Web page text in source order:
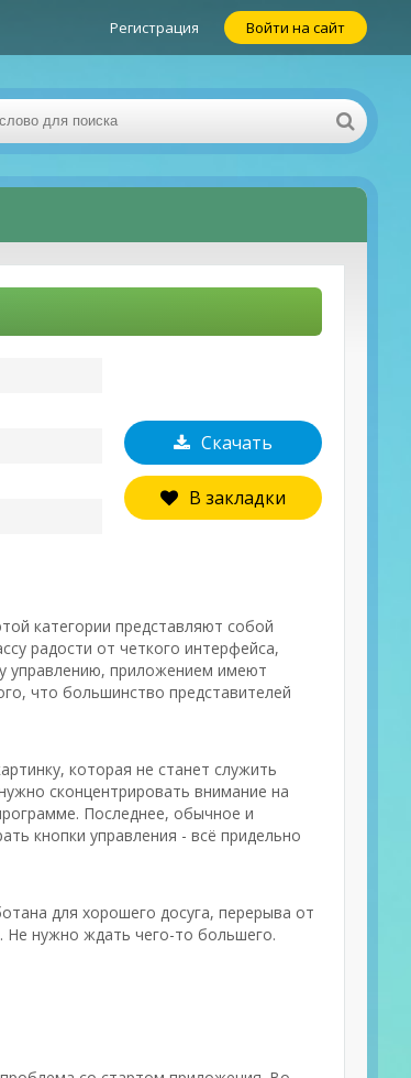
Регистрация Войти на сайт
Скачать
В закладки
категории представляют собой
радости от четкого интерфейса,
управлению, приложением имеют
что большинство представителей
которая не станет служить
сконцентрировать внимание на
Последнее, обычное и
кнопки управления - всё придельно
для хорошего досуга, перерыва от
Не нужно ждать чего-то большего.